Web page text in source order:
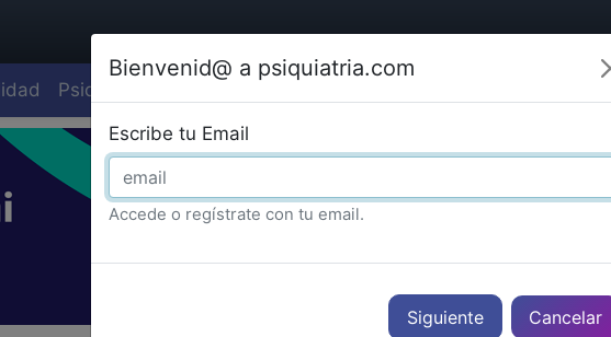
Bienvenid@ a psiquiatria.com
Escribe tu Email
Accede o regístrate con tu email.
Cancelar
Psiquiatría